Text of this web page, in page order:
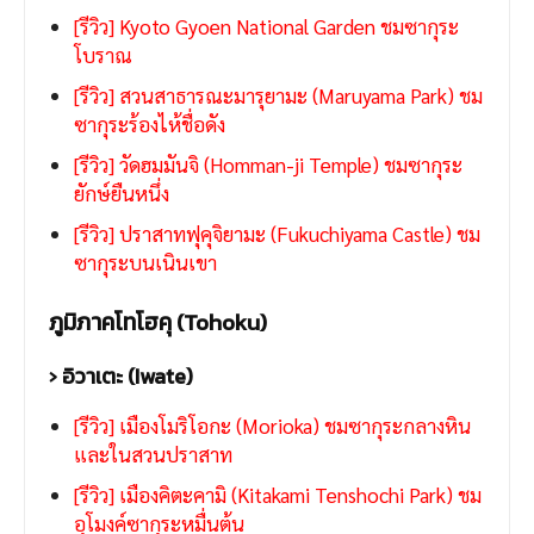
[รีวิว] Kyoto Gyoen National Garden ชมซากุระ
โบราณ
[รีวิว] สวนสาธารณะมารุยามะ (Maruyama Park) ชม
ซากุระร้องไห้ชื่อดัง
[รีวิว] วัดฮมมันจิ (Homman-ji Temple) ชมซากุระ
ยักษ์ยืนหนึ่ง
[รีวิว] ปราสาทฟุคุจิยามะ (Fukuchiyama Castle) ชม
ซากุระบนเนินเขา
ภูมิภาคโทโฮคุ (Tohoku)
› อิวาเตะ (Iwate)
[รีวิว] เมืองโมริโอกะ (Morioka) ชมซากุระกลางหิน
และในสวนปราสาท
[รีวิว] เมืองคิตะคามิ (Kitakami Tenshochi Park) ชม
อุโมงค์ซากุระหมื่นต้น